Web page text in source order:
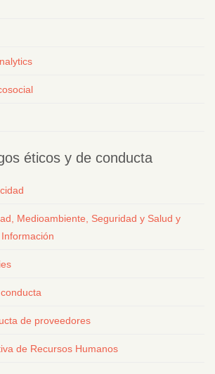
éticos y de conducta
Medioambiente, Seguridad y Salud y
de proveedores
de Recursos Humanos